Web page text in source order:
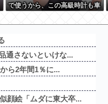
で使うから、この高級時計も車
まさかコレ本気にしてる奴なん
w w w w w w w
通さないといけな...
ら2年間1％に...
顔絵「ムダに東大卒...